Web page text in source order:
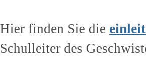
Hier finden Sie die
Schulleiter des